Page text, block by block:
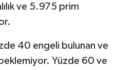
ve 5.975 prim
40 engeli bulunan ve
Yüzde 60 ve